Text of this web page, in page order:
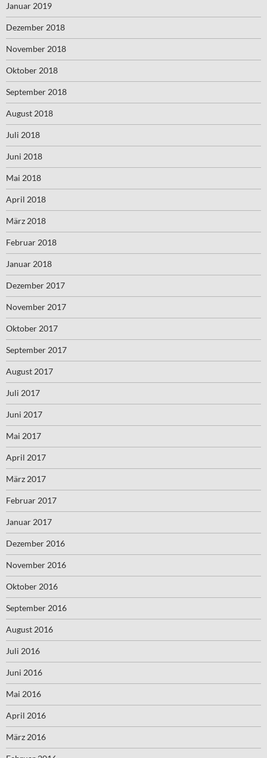
Januar 2019
Dezember 2018
November 2018
Oktober 2018
September 2018
August 2018
Juli 2018
Juni 2018
Mai 2018
April 2018
März 2018
Februar 2018
Januar 2018
Dezember 2017
November 2017
Oktober 2017
September 2017
August 2017
Juli 2017
Juni 2017
Mai 2017
April 2017
März 2017
Februar 2017
Januar 2017
Dezember 2016
November 2016
Oktober 2016
September 2016
August 2016
Juli 2016
Juni 2016
Mai 2016
April 2016
März 2016